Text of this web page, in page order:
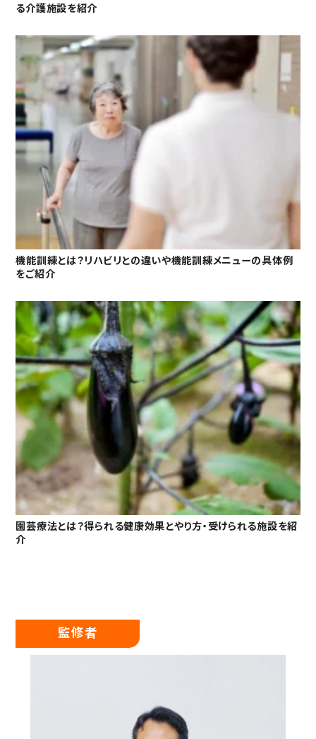
る介護施設を紹介
機能訓練とは？リハビリとの違いや機能訓練メニューの具体例
をご紹介
園芸療法とは？得られる健康効果とやり方・受けられる施設を紹
介
監修者